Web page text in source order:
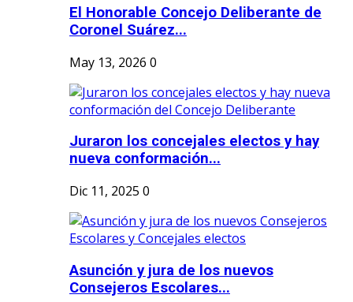
El Honorable Concejo Deliberante de
Coronel Suárez...
May 13, 2026 0
Juraron los concejales electos y hay
nueva conformación...
Dic 11, 2025 0
Asunción y jura de los nuevos
Consejeros Escolares...